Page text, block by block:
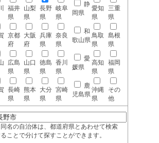
福井
県
山梨
県
長野
県
岐阜
県
静
岡県
愛知
県
三重
県
京都
府
大阪
府
兵庫
県
奈良
県
和
歌山県
鳥取
県
島根
県
広島
県
山口
県
徳島
県
香川
県
愛
媛県
高知
県
福岡
県
長崎
県
熊本
県
大分
県
宮崎
県
鹿
児島県
沖縄
県
その
他
名の自治体は、都道府県とあわせて検索
ことで分けて探すことができます。